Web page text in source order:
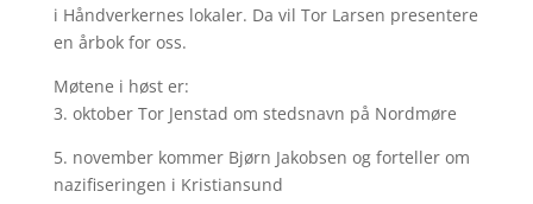
i Håndverkernes lokaler. Da vil Tor Larsen presentere
en årbok for oss.
Møtene i høst er:
3. oktober Tor Jenstad om stedsnavn på Nordmøre
5. november kommer Bjørn Jakobsen og forteller om
nazifiseringen i Kristiansund